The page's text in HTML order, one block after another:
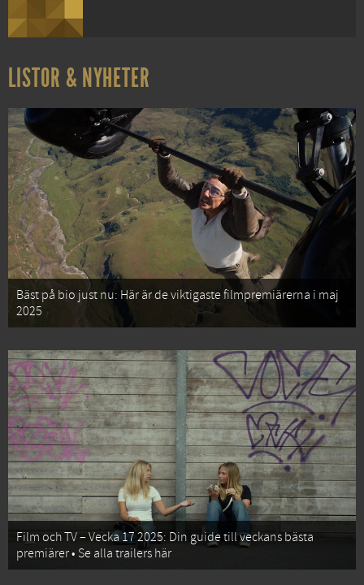
LISTOR & NYHETER
Bäst på bio just nu: Här är de viktigaste filmpremiärerna i maj
2025
Film och TV – Vecka 17 2025: Din guide till veckans bästa
premiärer • Se alla trailers här